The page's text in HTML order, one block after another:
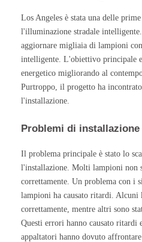
Los Angeles è stata una delle
l'illuminazione stradale
aggiornare migliaia di lampioni
intelligente. L'obiettivo principale
energetico migliorando al
Purtroppo, il progetto ha
l'installazione.
Problemi di installazione
Il problema principale è stato lo
l'installazione. Molti lampioni non
correttamente. Un problema con i
lampioni ha causato ritardi. Alcuni
correttamente, mentre altri sono
Questi errori hanno causato ritardi
appaltatori hanno dovuto